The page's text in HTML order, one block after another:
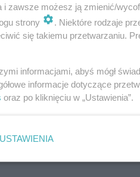
lubuskim odnotowano 379
zdrowia z 7 stycznia. 4 osoby
Najwięcej przypadków
i zawsze możesz ją zmienić/
strony
. Niektóre rodzaje
się takiemu przetwarzaniu.
informacjami, abyś mógł
informacje dotyczące
oraz po kliknięciu w „Ustawienia”.
USTAWIENIA